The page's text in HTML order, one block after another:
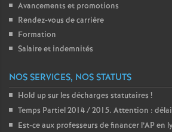
Avancements et promotions
Rendez-vous de carrière
Formation
Salaire et indemnités
NOS SERVICES, NOS STATUTS
Hold up sur les décharges statutaires !
Temps Partiel 2014 / 2015. Attention :
Est-ce aux professeurs de financer l’AP en